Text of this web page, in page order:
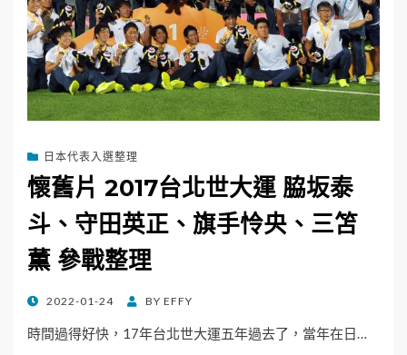
日本代表入選整理
懷舊片 2017台北世大運 脇坂泰
斗、守田英正、旗手怜央、三笘
薫 參戰整理
POSTED
2022-01-24 BY EFFY
時間過得好快，17年台北世大運五年過去了，當年在日…